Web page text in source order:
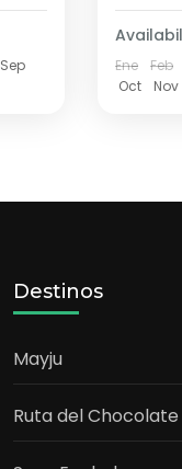
Sep
Ene Feb
Oct
Nov
Destinos
Mayju
Ruta del Chocolate